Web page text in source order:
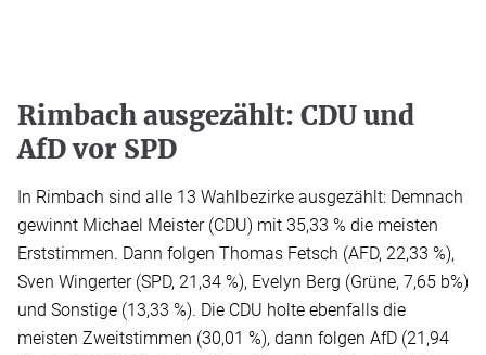
Rimbach ausgezählt: CDU und
AfD vor SPD
In Rimbach sind alle 13 Wahlbezirke ausgezählt: Demnach
gewinnt Michael Meister (CDU) mit 35,33 % die meisten
Erststimmen. Dann folgen Thomas Fetsch (AFD, 22,33 %),
Sven Wingerter (SPD, 21,34 %), Evelyn Berg (Grüne, 7,65 b%)
und Sonstige (13,33 %). Die CDU holte ebenfalls die
meisten Zweitstimmen (30,01 %), dann folgen AfD (21,94